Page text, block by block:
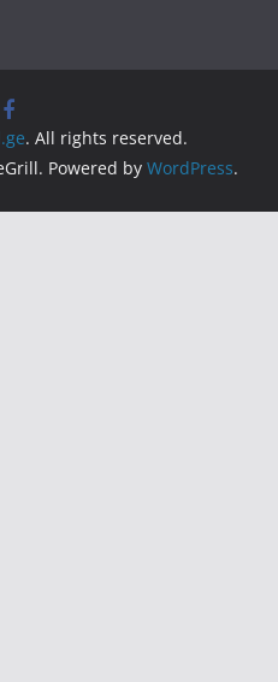
. All rights reserved.
Powered by WordPress.